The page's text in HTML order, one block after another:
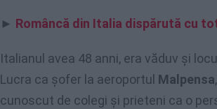
► Româncă din Italia dispărută cu
Italianul avea 48 anni, era văduv și
Lucra ca șofer la aeroportul Malpensa
cunoscut de colegi și prieteni ca o